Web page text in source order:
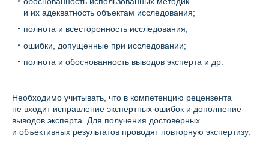
и их адекватность объектам исследования;
полнота и всесторонность исследования;
ошибки, допущенные при исследовании;
полнота и обоснованность выводов эксперта и др.
Необходимо учитывать, что в компетенцию рецензента
не входит исправление экспертных ошибок и дополнение
выводов эксперта. Для получения достоверных
и объективных результатов проводят повторную экспертизу.